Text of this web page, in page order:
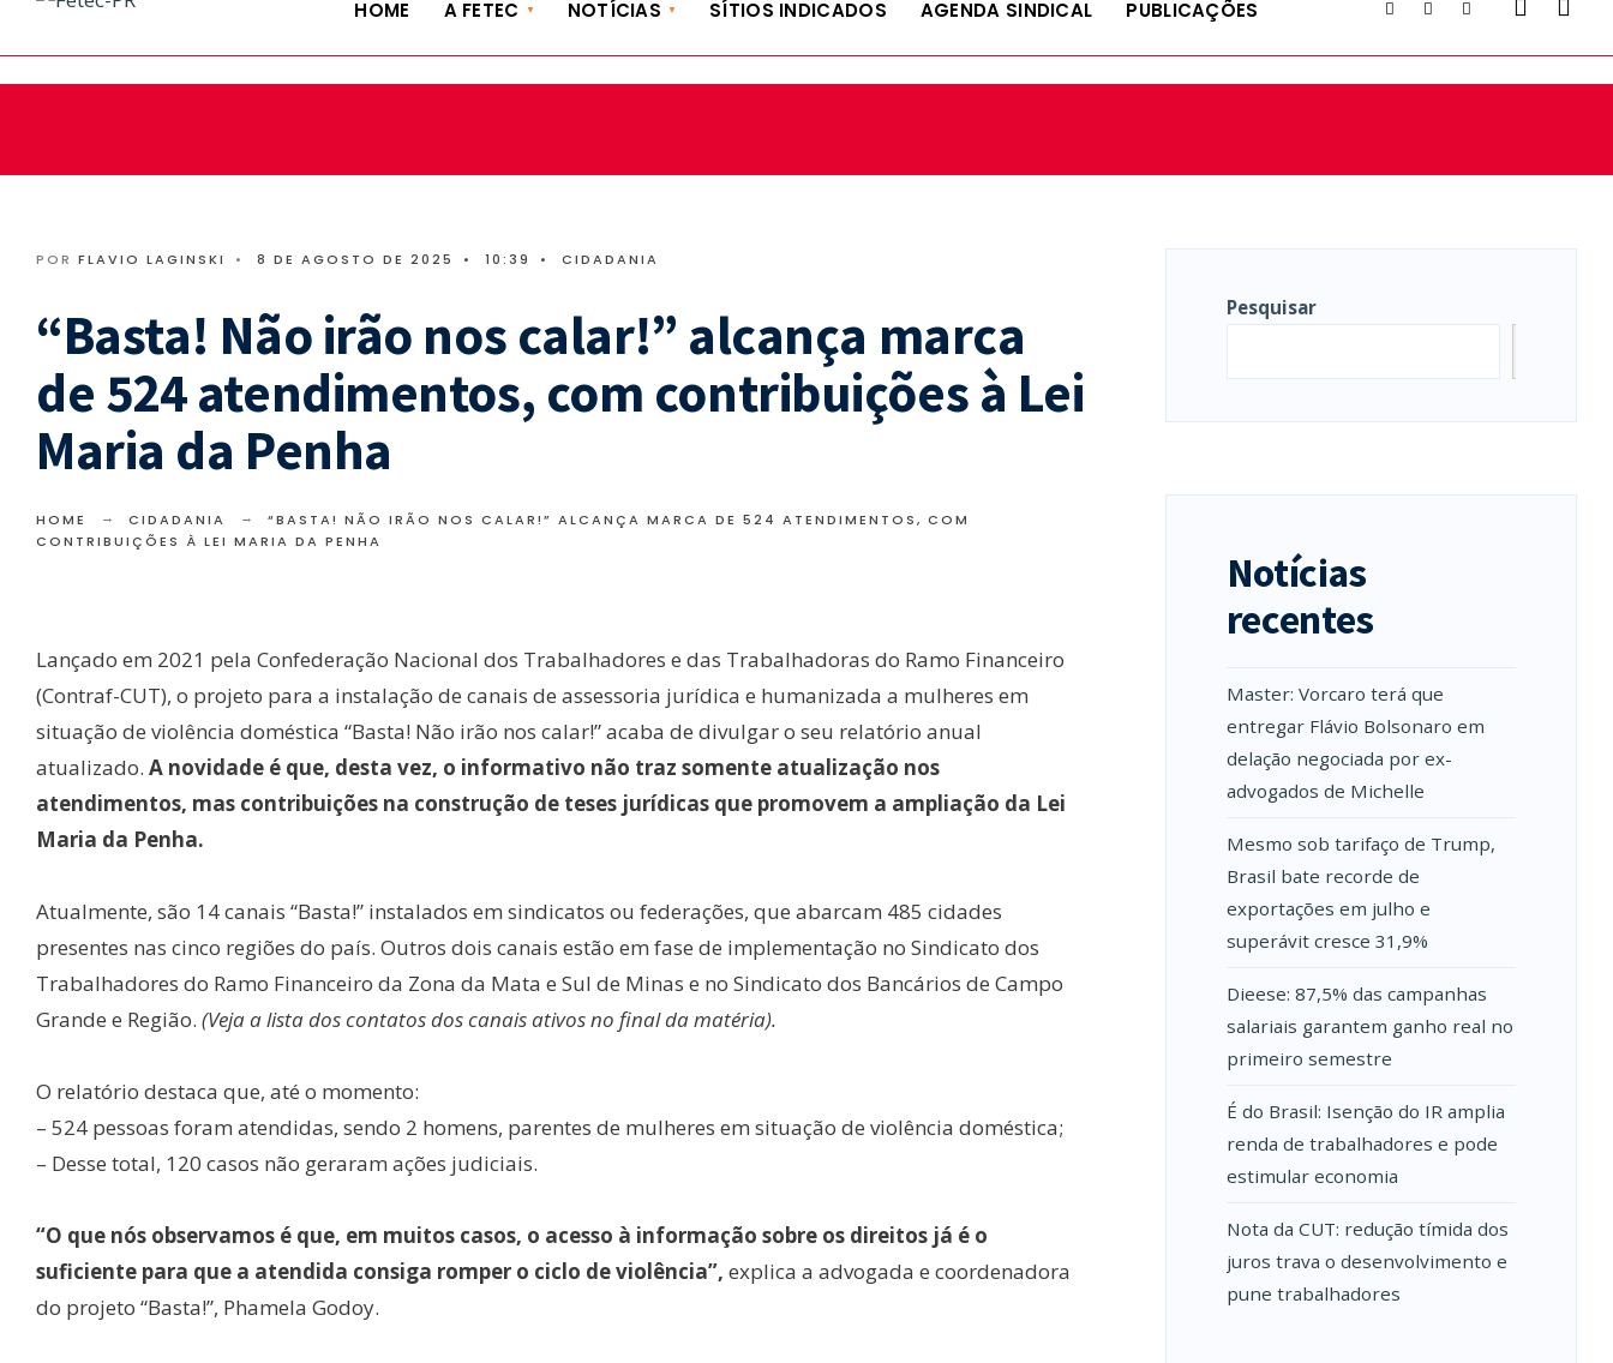
HOME A FETEC NOTÍCIAS SÍTIOS INDICADOS AGENDA SINDICAL PUBLICAÇÕES
POR FLAVIO LAGINSKI • 8 DE AGOSTO DE 2025 • 10:39 • CIDADANIA
“Basta! Não irão nos calar!” alcança marca
de 524 atendimentos, com contribuições à Lei
Maria da Penha
HOME CIDADANIA
“BASTA! NÃO IRÃO NOS CALAR!” ALCANÇA MARCA DE 524 ATENDIMENTOS, COM
CONTRIBUIÇÕES À LEI MARIA DA PENHA
Lançado em 2021 pela Confederação Nacional dos Trabalhadores e das Trabalhadoras do Ramo Financeiro
(Contraf-CUT), o projeto para a instalação de canais de assessoria jurídica e humanizada a mulheres em
situação de violência doméstica “Basta! Não irão nos calar!” acaba de divulgar o seu relatório anual
atualizado. A novidade é que, desta vez, o informativo não traz somente atualização nos
atendimentos, mas contribuições na construção de teses jurídicas que promovem a ampliação da Lei
Maria da Penha.
Atualmente, são 14 canais “Basta!” instalados em sindicatos ou federações, que abarcam 485 cidades
presentes nas cinco regiões do país. Outros dois canais estão em fase de implementação no Sindicato dos
Trabalhadores do Ramo Financeiro da Zona da Mata e Sul de Minas e no Sindicato dos Bancários de Campo
Grande e Região. (Veja a lista dos contatos dos canais ativos no final da matéria).
O relatório destaca que, até o momento:
– 524 pessoas foram atendidas, sendo 2 homens, parentes de mulheres em situação de violência doméstica;
– Desse total, 120 casos não geraram ações judiciais.
“O que nós observamos é que, em muitos casos, o acesso à informação sobre os direitos já é o
suficiente para que a atendida consiga romper o ciclo de violência”, explica a advogada e coordenadora
do projeto “Basta!”, Phamela Godoy.
Pesquisar
Notícias
recentes
Master: Vorcaro terá que
entregar Flávio Bolsonaro em
delação negociada por ex-
advogados de Michelle
Mesmo sob tarifaço de Trump,
Brasil bate recorde de
exportações em julho e
superávit cresce 31,9%
Dieese: 87,5% das campanhas
salariais garantem ganho real no
primeiro semestre
É do Brasil: Isenção do IR amplia
renda de trabalhadores e pode
estimular economia
Nota da CUT: redução tímida dos
juros trava o desenvolvimento e
pune trabalhadores